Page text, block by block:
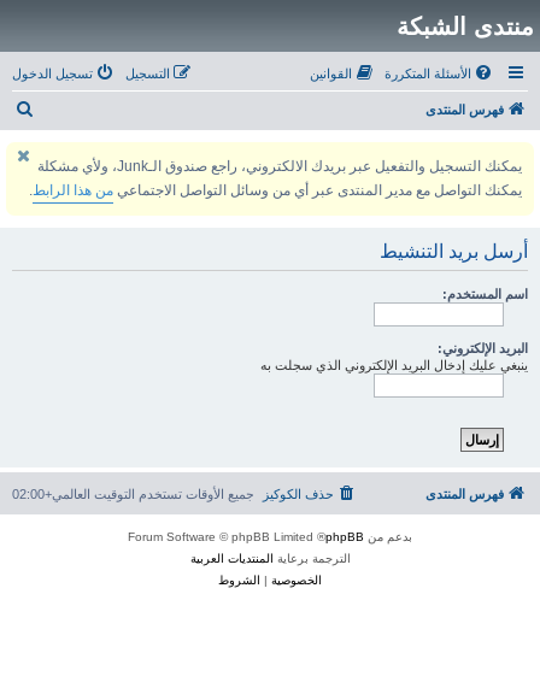
منتدى الشبكة
الأسئلة المتكررة القوانين تسجيل الدخول التسجيل
فهرس المنتدى
يمكنك التسجيل والتفعيل عبر بريدك الالكتروني، راجع صندوق الـJunk، ولأي مشكلة
يمكنك التواصل مع مدير المنتدى عبر أي من وسائل التواصل الاجتماعي من هذا الرابط.
أرسل بريد التنشيط
اسم المستخدم:
البريد الإلكتروني:
ينبغي عليك إدخال البريد الإلكتروني الذي سجلت به
فهرس المنتدى جميع الأوقات تستخدم التوقيت العالمي+02:00 حذف الكوكيز
بدعم من phpBB
® Forum Software © phpBB Limited
الترجمة برعاية المنتديات العربية
الخصوصية | الشروط